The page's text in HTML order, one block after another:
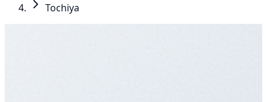
Tochiya